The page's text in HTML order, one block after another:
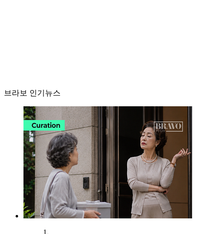
브라보 인기뉴스